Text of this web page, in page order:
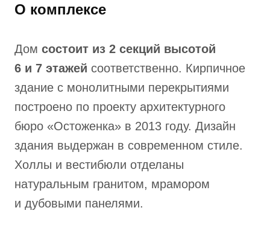
О комплексе
Дом состоит из 2 секций высотой
6 и 7 этажей соответственно. Кирпичное
здание с монолитными перекрытиями
построено по проекту архитектурного
бюро «Остоженка» в 2013 году. Дизайн
здания выдержан в современном стиле.
Холлы и вестибюли отделаны
натуральным гранитом, мрамором
и дубовыми панелями.